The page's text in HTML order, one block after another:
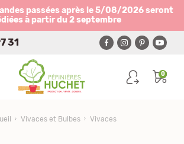
passées après le 5/08/2026 seront
à partir du 2 septembre
31
0
Vivaces et Bulbes Vivaces
des cookies